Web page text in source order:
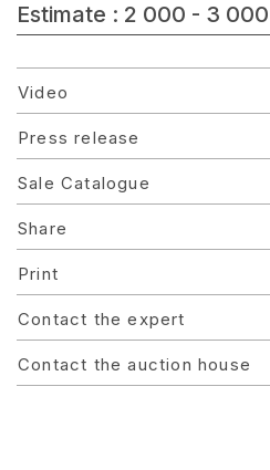
Estimate : 2 000 - 3
Video
Press release
Sale Catalogue
Share
Print
Contact the expert
Contact the auction house